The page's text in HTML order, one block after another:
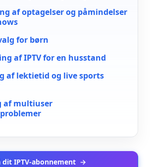
af optagelser og påmindelser
for børn
af IPTV for en husstand
af lektietid og live sports
af multiuser
dit IPTV-abonnement →